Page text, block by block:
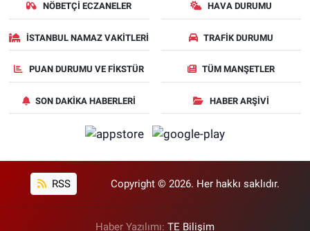
NÖBETÇI ECZANELER HAVA DURUMU
İSTANBUL NAMAZ VAKITLERI TRAFIK DURUMU
PUAN DURUMU VE FIKSTÜR TÜM MANŞETLER
SON DAKIKA HABERLERI HABER ARŞIVI
RSS Copyright © 2026. Her hakkı saklıdır.
Haber Yazılımı: TE Bilişim